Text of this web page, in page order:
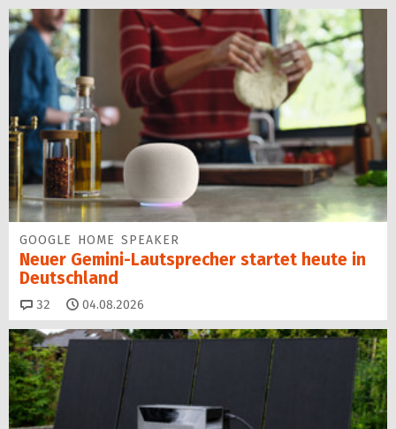
GOOGLE HOME SPEAKER
Neuer Gemini-Laut­spre­cher startet heu­te in
Deutschland
32 Kommentare
04.08.2026